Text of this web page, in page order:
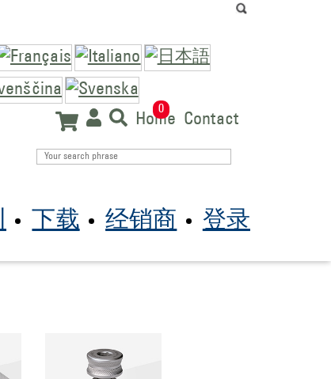
0
Home Contact
下载 经销商 登录